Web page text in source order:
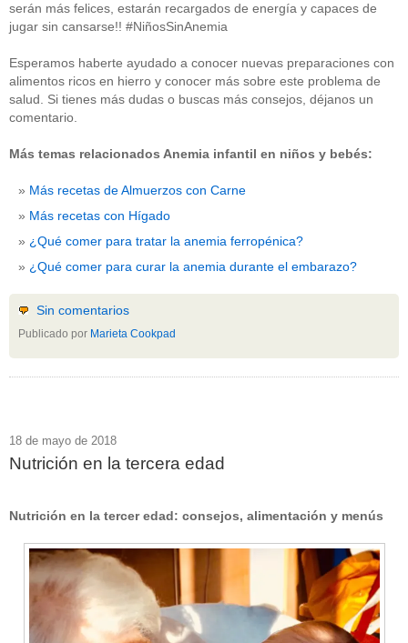
serán más felices, estarán recargados de energía y capaces de
jugar sin cansarse!! #NiñosSinAnemia
Esperamos haberte ayudado a conocer nuevas preparaciones con
alimentos ricos en hierro y conocer más sobre este problema de
salud. Si tienes más dudas o buscas más consejos, déjanos un
comentario.
Más temas relacionados Anemia infantil en niños y bebés:
Más recetas de Almuerzos con Carne
Más recetas con Hígado
¿Qué comer para tratar la anemia ferropénica?
¿Qué comer para curar la anemia durante el embarazo?
Sin comentarios
Publicado por Marieta Cookpad
18 de mayo de 2018
Nutrición en la tercera edad
Nutrición en la tercer edad: consejos, alimentación y menús